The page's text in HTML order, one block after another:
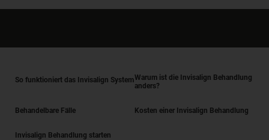
So funktioniert das Invisalign SystemWarum ist die Invisalign Behandlung
anders?
Behandelbare Fälle Kosten einer Invisalign Behandlung
Invisalign Behandlung starten